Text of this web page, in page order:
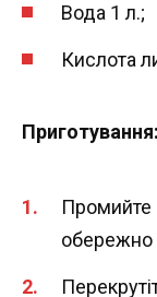
Вода 1 л.;
Кислота
Приготування:
Промийте
обережно